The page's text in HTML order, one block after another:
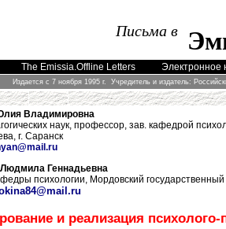
Письма в
The Emissia.Offline Letters Электронное
Издается с 7 ноября 1995 г. Учредитель и издатель:
Владимировна
наук, профессор, зав. кафедрой
г. Саранск
Геннадьевна
психологии, Мордовский
и реализация психолого-